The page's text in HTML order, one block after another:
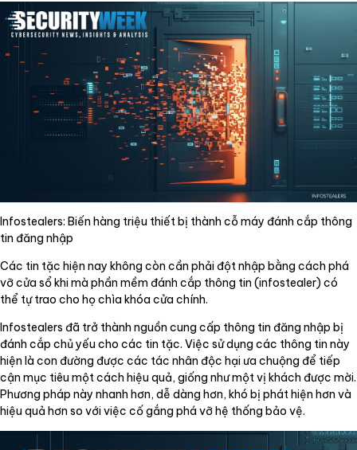
Infostealers: Biến hàng triệu thiết bị thành cỗ máy đánh cắp thông
tin đăng nhập
Các tin tặc hiện nay không còn cần phải đột nhập bằng cách phá
vỡ cửa sổ khi mà phần mềm đánh cắp thông tin (infostealer) có
thể tự trao cho họ chìa khóa cửa chính.
Infostealers đã trở thành nguồn cung cấp thông tin đăng nhập bị
đánh cắp chủ yếu cho các tin tặc. Việc sử dụng các thông tin này
hiện là con đường được các tác nhân độc hại ưa chuộng để tiếp
cận mục tiêu một cách hiệu quả, giống như một vị khách được mời.
Phương pháp này nhanh hơn, dễ dàng hơn, khó bị phát hiện hơn và
hiệu quả hơn so với việc cố gắng phá vỡ hệ thống bảo vệ.